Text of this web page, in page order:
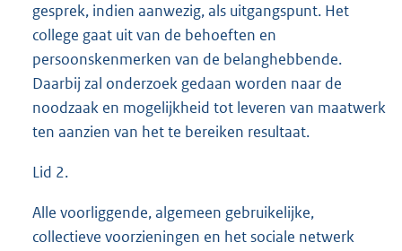
gesprek, indien aanwezig, als uitgangspunt. Het
college gaat uit van de behoeften en
persoonskenmerken van de belanghebbende.
Daarbij zal onderzoek gedaan worden naar de
noodzaak en mogelijkheid tot leveren van maatwerk
ten aanzien van het te bereiken resultaat.
Lid 2.
Alle voorliggende, algemeen gebruikelijke,
collectieve voorzieningen en het sociale netwerk